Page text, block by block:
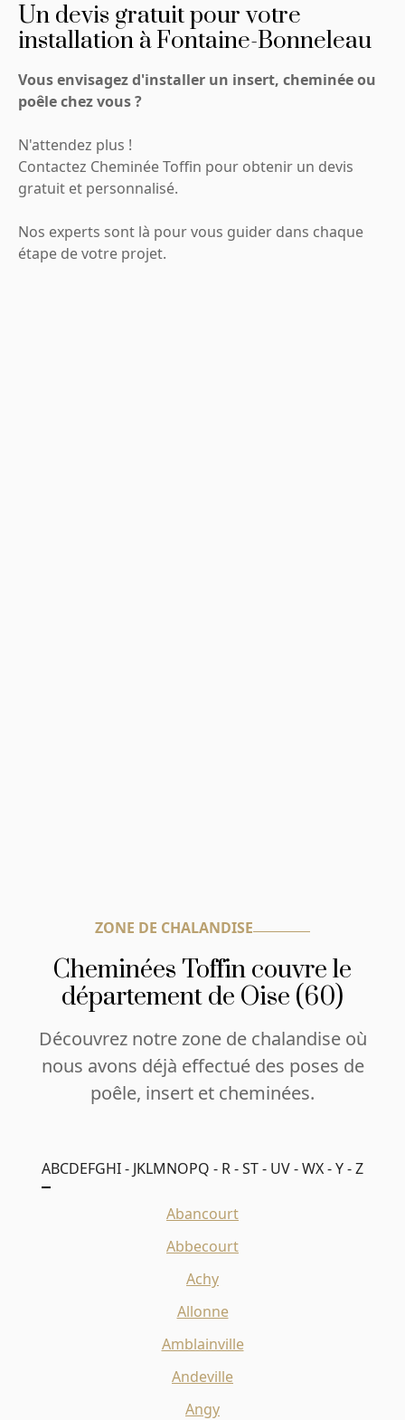
Un devis gratuit pour votre
installation à Fontaine-Bonneleau
Vous envisagez d'installer un insert, cheminée ou
poêle chez vous ?
N'attendez plus !
Contactez Cheminée Toffin pour obtenir un devis
gratuit et personnalisé.
Nos experts sont là pour vous guider dans chaque
étape de votre projet.
ZONE DE CHALANDISE
Cheminées Toffin couvre le
département de Oise (60)
Découvrez notre zone de chalandise où
nous avons déjà effectué des poses de
poêle, insert et cheminées.
ABCDEFGHI - JKLMNOPQ - R - ST - UV - WX - Y - Z
Abancourt
Abbecourt
Achy
Allonne
Amblainville
Andeville
Angy